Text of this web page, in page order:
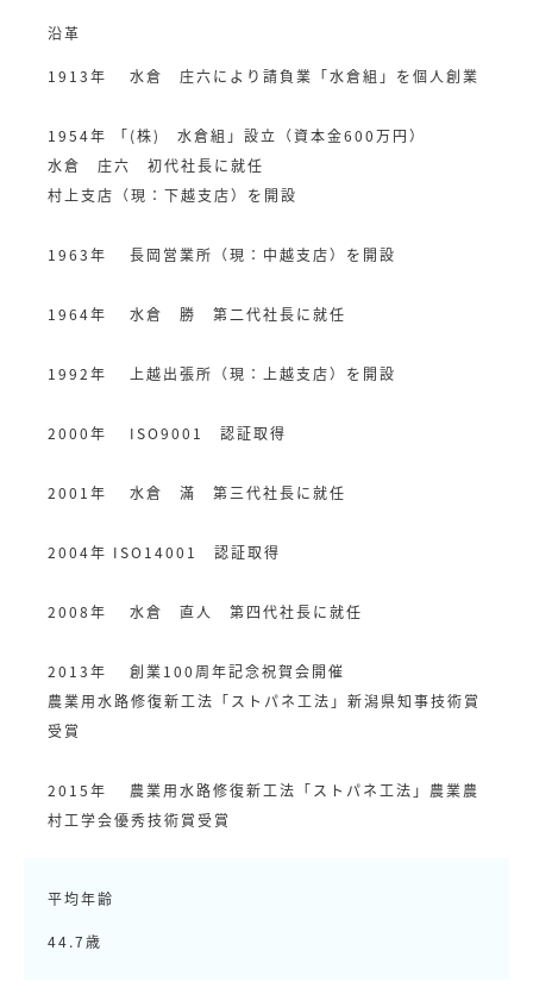
沿革
1913年 水倉 庄六により請負業「水倉組」を個人創業
1954年 「(株) 水倉組」設立（資本金600万円）
水倉 庄六 初代社長に就任
村上支店（現：下越支店）を開設
1963年 長岡営業所（現：中越支店）を開設
1964年 水倉 勝 第二代社長に就任
1992年 上越出張所（現：上越支店）を開設
2000年 ISO9001 認証取得
2001年 水倉 滿 第三代社長に就任
2004年 ISO14001 認証取得
2008年 水倉 直人 第四代社長に就任
2013年 創業100周年記念祝賀会開催
農業用水路修復新工法「ストパネ工法」新潟県知事技術賞
受賞
2015年 農業用水路修復新工法「ストパネ工法」農業農
村工学会優秀技術賞受賞
平均年齢
44.7歳